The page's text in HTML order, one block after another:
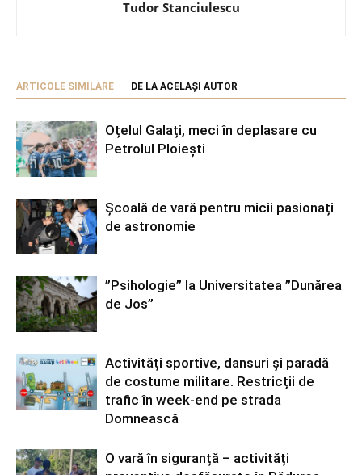
Tudor Stanciulescu
ARTICOLE SIMILARE DE LA ACELAȘI AUTOR
Oțelul Galați, meci în deplasare cu
Petrolul Ploiești
Școală de vară pentru micii pasionați
de astronomie
”Psihologie” la Universitatea ”Dunărea
de Jos”
Activități sportive, dansuri și paradă
de costume militare. Restricții de
trafic în week-end pe strada
Domnească
O vară în siguranță – activități